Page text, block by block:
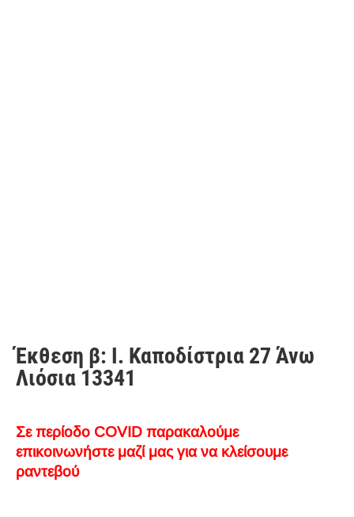
Έκθεση β: I. Καποδίστρια 27 Άνω
Λιόσια 13341
Σε περίοδο COVID παρακαλούμε
επικοινωνήστε μαζί μας για να κλείσουμε
ραντεβού